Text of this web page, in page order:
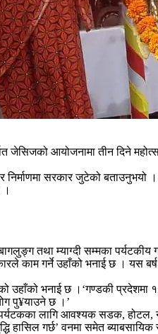
आयोजनामा तीन दिने
निर्माणमा सरकार जुटेको
।
तथा म्याग्दी सम्मका
काम गर्ने उहाँको भनाई छ । यस
भनाई छ ।‘गण्डकी प्रदेशमा
पु¥याउने छ ।’
लागि आवश्यक सडक, होटल,
गर्छ’ वनमा समेत